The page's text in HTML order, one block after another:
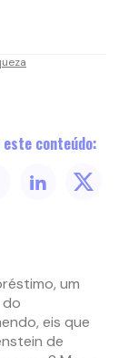
conteúdo:
um
do
eis que
de